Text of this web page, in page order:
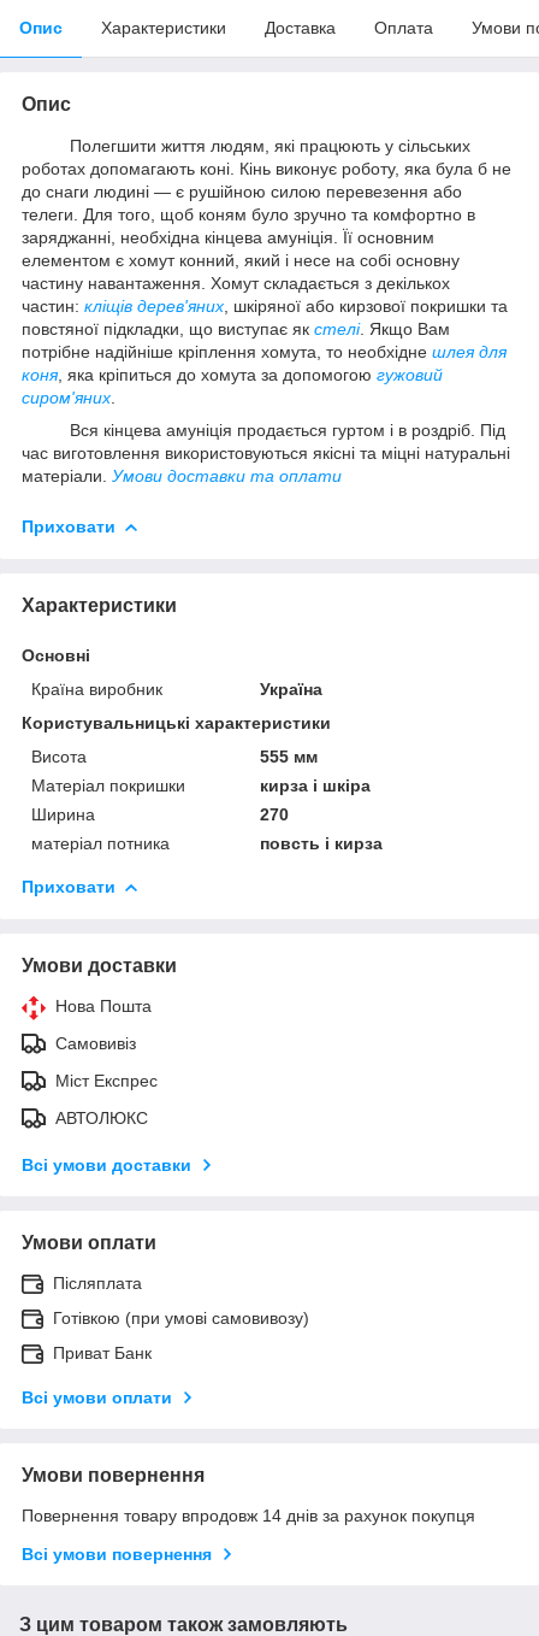
Опис Характеристики Доставка Оплата Умови
Опис
Полегшити життя людям, які працюють у сільських
роботах допомагають коні. Кінь виконує роботу, яка була б не
до снаги людині — є рушійною силою перевезення або
телеги. Для того, щоб коням було зручно та комфортно в
заряджанні, необхідна кінцева амуніція. Її основним
елементом є хомут конний, який і несе на собі основну
частину навантаження. Хомут складається з декількох
частин: кліщів дерев'яних , шкіряної або кирзової покришки та
повстяної підкладки, що виступає як стелі. Якщо Вам
потрібне надійніше кріплення хомута, то необхідне шлея для
коня, яка кріпиться до хомута за допомогою гужовий
сиром'яних
Вся кінцева амуніція продається гуртом і в роздріб. Під
час виготовлення використовуються якісні та міцні натуральні
матеріали. Умови доставки та оплати
Приховати
Характеристики
Основні
Країна виробник
Україна
Користувальницькі характеристики
Висота
555 мм
Матеріал покришки
кирза і шкіра
Ширина
270
матеріал потника
повсть і кирза
Приховати
Умови доставки
Нова Пошта
Самовивіз
Міст Експрес
АВТОЛЮКС
Всі умови доставки
Умови оплати
Післяплата
Готівкою (при умові самовивозу)
Приват Банк
Всі умови оплати
Умови повернення
Повернення товару впродовж 14 днів за рахунок покупця
Всі умови повернення
З цим товаром також замовляють